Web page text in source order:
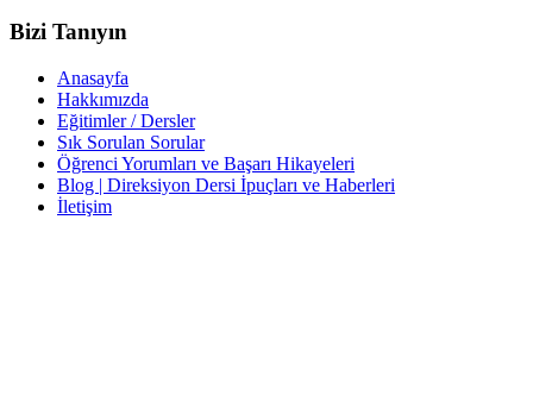
Bizi Tanıyın
Anasayfa
Hakkımızda
Eğitimler / Dersler
Sık Sorulan Sorular
Öğrenci Yorumları ve Başarı Hikayeleri
Blog | Direksiyon Dersi İpuçları ve Haberleri
İletişim